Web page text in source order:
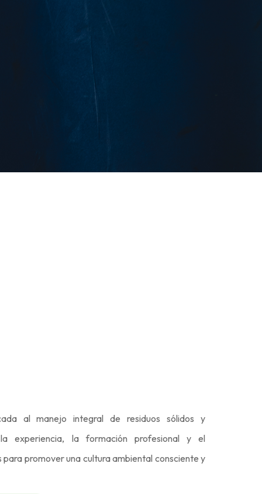
al manejo integral de residuos sólidos y
experiencia, la formación profesional y el
promover una cultura ambiental consciente y